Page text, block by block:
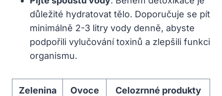
důležité hydratovat tělo. Doporučuje se pít
minimálně 2-3 litry vody denně, abyste
podpořili vylučování toxinů a zlepšili funkci
organismu.
Zelenina Ovoce Celozrnné produkty